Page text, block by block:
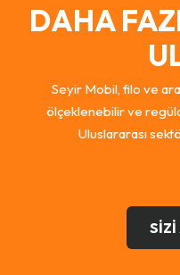
DAHA
Seyir Mobil, filo ve
ölçeklenebilir ve
Uluslararası
SİZİ